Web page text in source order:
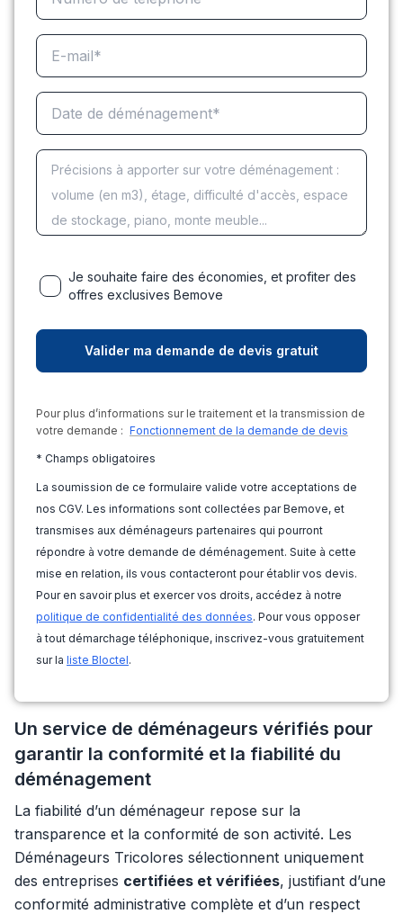
Je souhaite faire des économies, et profiter des
offres exclusives Bemove
Pour plus d’informations sur le traitement et la transmission de
votre demande : Fonctionnement de la demande de devis
* Champs obligatoires
La soumission de ce formulaire valide votre acceptations de
nos CGV. Les informations sont collectées par Bemove, et
transmises aux déménageurs partenaires qui pourront
répondre à votre demande de déménagement. Suite à cette
mise en relation, ils vous contacteront pour établir vos devis.
Pour en savoir plus et exercer vos droits, accédez à notre
politique de confidentialité des données. Pour vous opposer
à tout démarchage téléphonique, inscrivez-vous gratuitement
sur la liste Bloctel.
Un service de déménageurs vérifiés pour
garantir la conformité et la fiabilité du
déménagement
La fiabilité d’un déménageur repose sur la
transparence et la conformité de son activité. Les
Déménageurs Tricolores sélectionnent uniquement
des entreprises certifiées et vérifiées, justifiant d’une
conformité administrative complète et d’un respect